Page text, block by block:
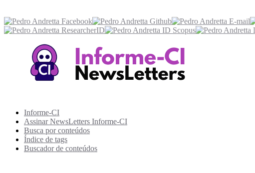
Informe-CI
Assinar NewsLetters Informe-CI
Busca por conteúdos
Índice de tags
Buscador de conteúdos